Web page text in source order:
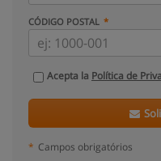
CÓDIGO POSTAL
Acepta la Política de
* Campos obrigatórios